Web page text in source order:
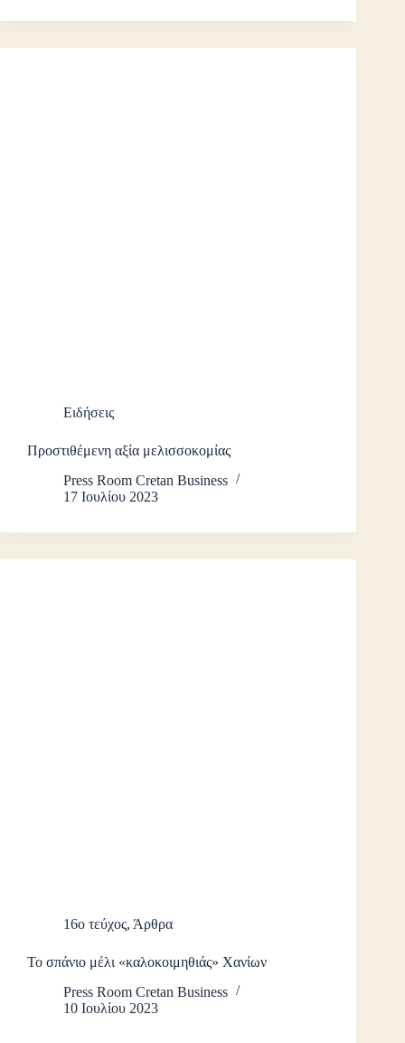
Ειδήσεις
Προστιθέμενη αξία μελισσοκομίας
Press Room Cretan Business
17 Ιουλίου 2023
16ο τεύχος, Άρθρα
Το σπάνιο μέλι «καλοκοιμηθιάς» Χανίων
Press Room Cretan Business
10 Ιουλίου 2023